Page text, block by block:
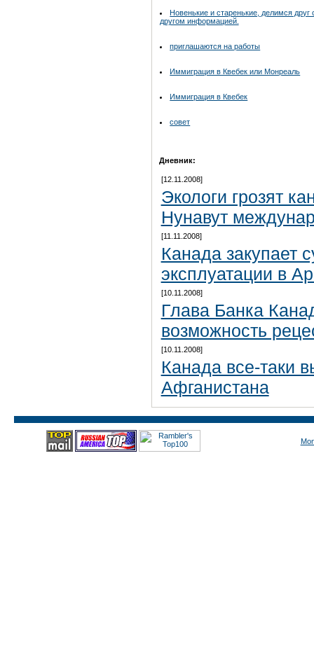
Новенькие и старенькие, делимся друг
другом информацией.
приглашаются на работы
Иммиграция в Квебек или Монреаль
Иммиграция в Квебек
совет
Дневник:
[12.11.2008]
Экологи грозят
Нунавут
[11.11.2008]
Канада закупает
эксплуатации в
[10.11.2008]
Глава Банка
возможность
[10.11.2008]
Канада все-таки
Афганистана